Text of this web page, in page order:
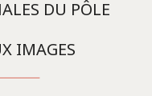
DU PÔLE
IMAGES